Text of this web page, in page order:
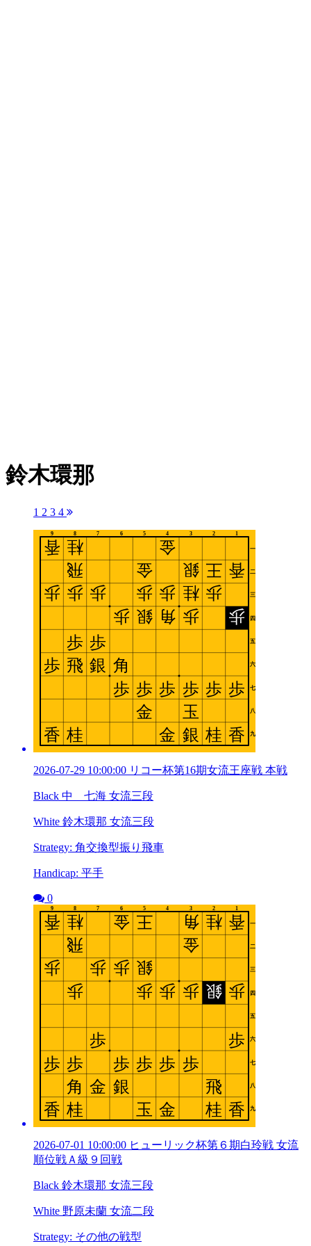
鈴木環那
1 2 3 4
2026-07-29 10:00:00 リコー杯第16期女流王座戦 本戦
Black 中 七海 女流三段
White 鈴木環那 女流三段
Strategy: 角交換型振り飛車
Handicap: 平手
0
2026-07-01 10:00:00 ヒューリック杯第６期白玲戦 女流
順位戦Ａ級９回戦
Black 鈴木環那 女流三段
White 野原未蘭 女流二段
Strategy: その他の戦型